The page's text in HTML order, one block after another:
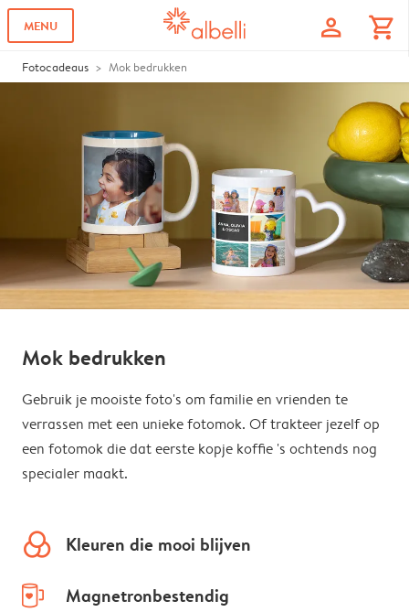
MENU profile shopping_cart
Fotocadeaus Mok bedrukken
Mok bedrukken
Gebruik je mooiste foto's om familie en vrienden te
verrassen met een unieke fotomok. Of trakteer jezelf op
een fotomok die dat eerste kopje koffie 's ochtends nog
specialer maakt.
colors Kleuren die mooi blijven
mug-empty
Magnetronbestendig